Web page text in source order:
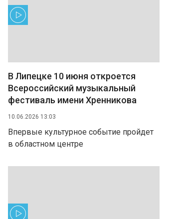
В Липецке 10 июня откроется
Всероссийский музыкальный
фестиваль имени Хренникова
10.06.2026 13:03
Впервые культурное событие пройдет
в областном центре